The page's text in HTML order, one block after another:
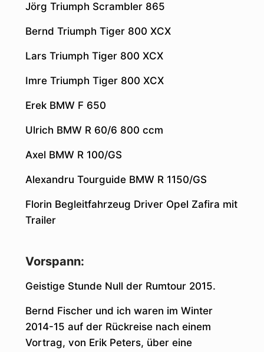
Jörg Triumph Scrambler 865
Bernd Triumph Tiger 800 XCX
Lars Triumph Tiger 800 XCX
Imre Triumph Tiger 800 XCX
Erek BMW F 650
Ulrich BMW R 60/6 800 ccm
Axel BMW R 100/GS
Alexandru Tourguide BMW R 1150/GS
Florin Begleitfahrzeug Driver Opel Zafira mit
Trailer
Vorspann:
Geistige Stunde Null der Rumtour 2015.
Bernd Fischer und ich waren im Winter
2014-15 auf der Rückreise nach einem
Vortrag, von Erik Peters, über eine